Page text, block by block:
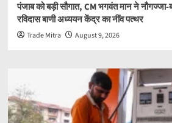
पंजाब को बड़ी सौगात, CM भगवंत मान ने
रविदास बाणी अध्ययन केंद्र का नींव पत्थर
Trade Mitra August 9, 2026